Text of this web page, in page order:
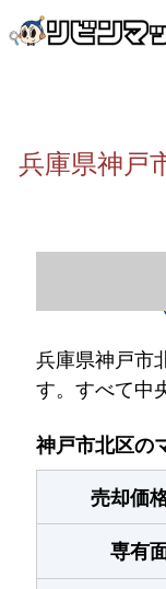
兵庫県神戸
兵庫県神戸市
す。すべて中
神戸市北区の
売却価
専有